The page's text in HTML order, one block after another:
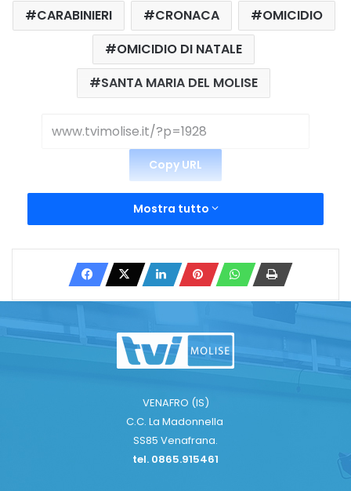
CARABINIERI CRONACA
OMICIDIO
OMICIDIO DI NATALE
SANTA MARIA DEL MOLISE
Copy URL
Mostra tutto
VENAFRO (IS)
C.C. La Madonnella
SS85 Venafrana.
tel. 0865.915461